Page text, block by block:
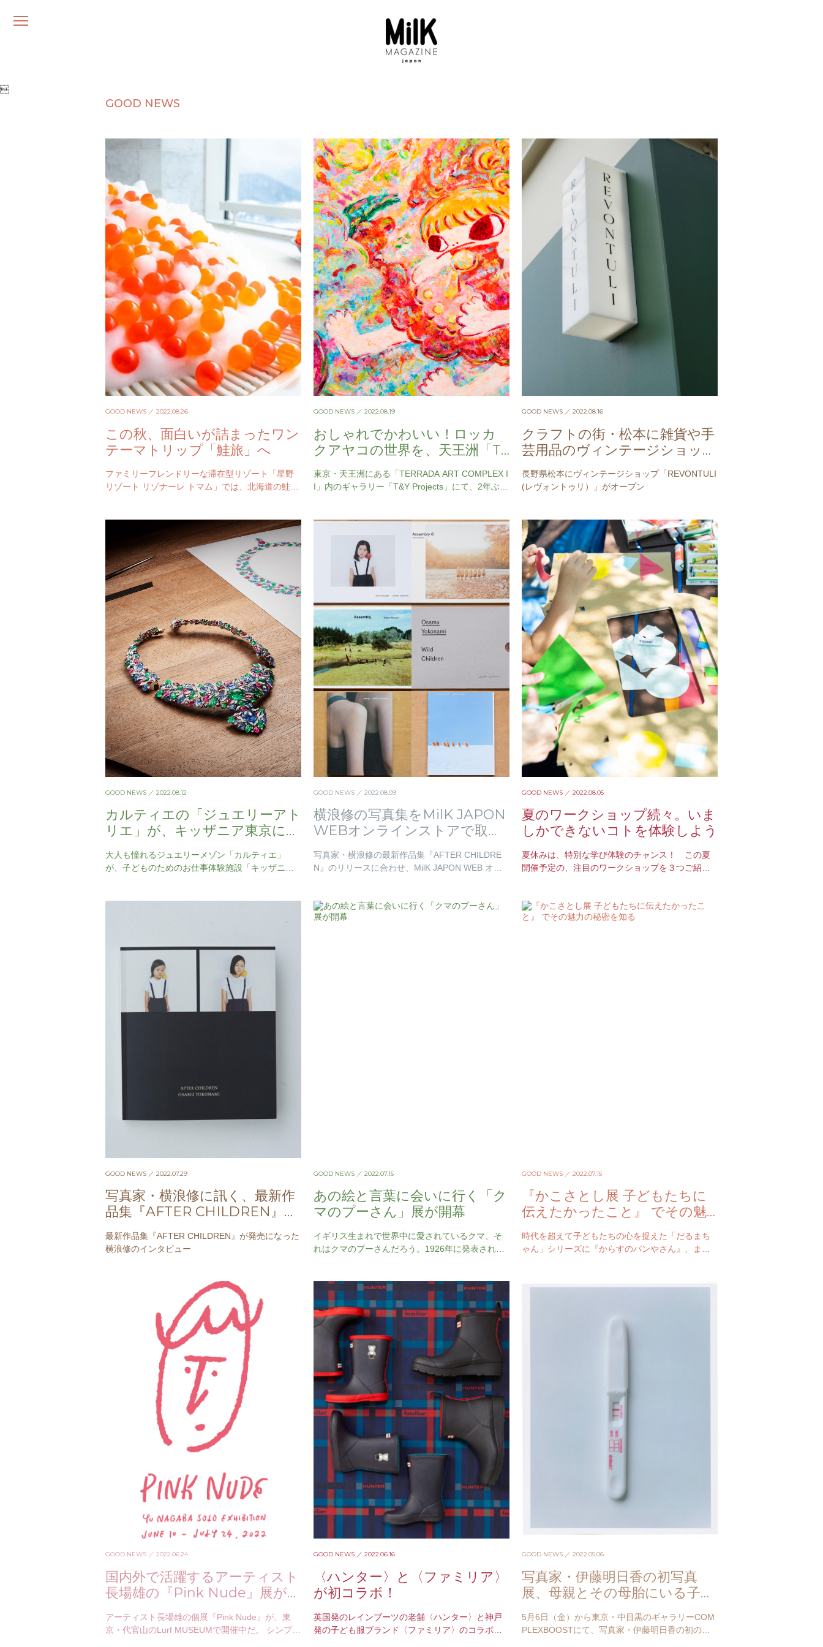
メ

GOOD NEWS
GOOD NEWS ／ 2022.08.26
この秋、面白いが詰まったワン
テーマトリップ「鮭旅」へ
ファミリーフレンドリーな滞在型リゾート「星野
リゾート リゾナーレ トマム」では、北海道の鮭シ
GOOD NEWS ／ 2022.08.19
おしゃれでかわいい！ロッカ
クアヤコの世界を、天王洲「T&
Y Projects」で体感
東京・天王洲にある「TERRADA ART COMPLEX I
I」内のギャラリー「T&Y Projects」にて、2年ぶり
GOOD NEWS ／ 2022.08.16
クラフトの街・松本に雑貨や手
芸用品のヴィンテージショップ
がオープン
長野県松本にヴィンテージショップ「REVONTULI
(レヴォントゥリ）」がオープン
GOOD NEWS ／ 2022.08.12
カルティエの「ジュエリーアト
リエ」が、キッザニア東京に期
間限定で登場
大人も憧れるジュエリーメゾン「カルティエ」
が、子どものためのお仕事体験施設「キッザニア
GOOD NEWS ／ 2022.08.09
横浪修の写真集をMilK JAPON
WEBオンラインストアで取り
扱い開始
写真家・横浪修の最新作品集『AFTER CHILDRE
N』のリリースに合わせ、MilK JAPON WEB オン
GOOD NEWS ／ 2022.08.05
夏のワークショップ続々。いま
しかできないコトを体験しよう
夏休みは、特別な学び体験のチャンス！ この夏
開催予定の、注目のワークショップを３つご紹
GOOD NEWS ／ 2022.07.29
写真家・横浪修に訊く、最新作
品集『AFTER CHILDREN』の
こと
最新作品集『AFTER CHILDREN』が発売になった
横浪修のインタビュー
GOOD NEWS ／ 2022.07.15
あの絵と言葉に会いに行く「ク
マのプーさん」展が開幕
イギリス生まれで世界中に愛されているクマ、そ
れはクマのプーさんだろう。1926年に発表された
GOOD NEWS ／ 2022.07.15
『かこさとし展 子どもたちに
伝えたかったこと』 でその魅
力の秘密を知る
時代を超えて子どもたちの心を捉えた「だるまち
ゃん」シリーズに『からすのパンやさん』、また
GOOD NEWS ／ 2022.06.24
国内外で活躍するアーティスト
長場雄の『Pink Nude』展が開
アーティスト長場雄の個展『Pink Nude』が、東
京・代官山のLurf MUSEUMで開催中だ。 シンプル
GOOD NEWS ／ 2022.06.16
〈ハンター〉と〈ファミリア〉
が初コラボ！
英国発のレインブーツの老舗〈ハンター〉と神戸
発の子ども服ブランド〈ファミリア〉のコラボレ
GOOD NEWS ／ 2022.05.06
写真家・伊藤明日香の初写真
展、母親とその母胎にいる子ど
もたちをみつめて
5月6日（金）から東京・中目黒のギャラリーCOM
PLEXBOOSTにて、写真家・伊藤明日香の初の写